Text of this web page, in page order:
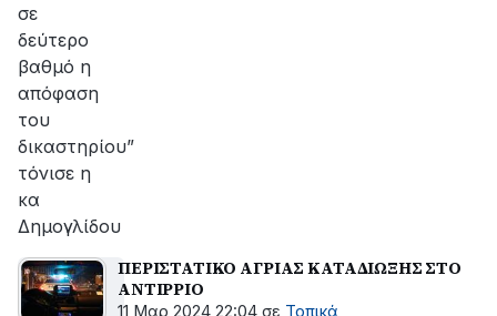
σε
δεύτερο
βαθμό η
απόφαση
του
δικαστηρίου”
τόνισε η
κα
Δημογλίδου
ΠΕΡΙΣΤΑΤΙΚΟ ΑΓΡΙΑΣ ΚΑΤΑΔΙΩΞΗΣ ΣΤΟ
ΑΝΤΙΡΡΙΟ
11 Μαρ 2024 22:04 σε Τοπικά